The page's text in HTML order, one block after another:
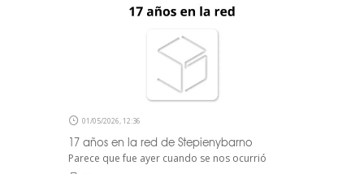
01/05/2026, 12:36
17 años en la red de Stepienybarno
Parece que fue ayer cuando se nos ocurrió